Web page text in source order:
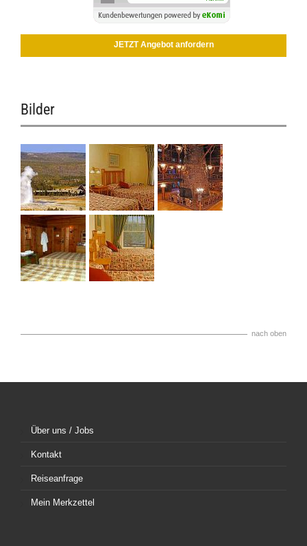
JETZT Angebot anfordern
Bilder
nach oben
Über uns / Jobs
Kontakt
Reiseanfrage
Mein Merkzettel